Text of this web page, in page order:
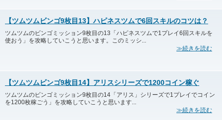
【ツムツムビンゴ9枚目13】ハピネスツムで6回スキルのコツは？
ツムツムのビンゴミッション9枚目の13「ハピネスツムで1プレイ6回スキルを
使おう」を攻略していこうと思います。このミッシ...
≫続きを読む
【ツムツムビンゴ9枚目14】アリスシリーズで1200コイン稼ぐ
ツムツムのビンゴミッション9枚目の14「アリス」シリーズで1プレイでコイン
を1200枚稼ごう」を攻略していこうと思います...
≫続きを読む